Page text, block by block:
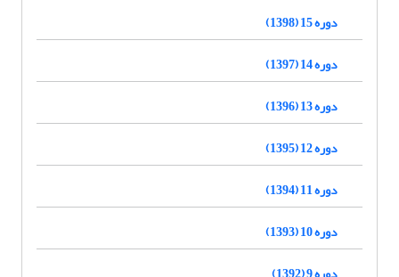
دوره 15 (1398)
دوره 14 (1397)
دوره 13 (1396)
دوره 12 (1395)
دوره 11 (1394)
دوره 10 (1393)